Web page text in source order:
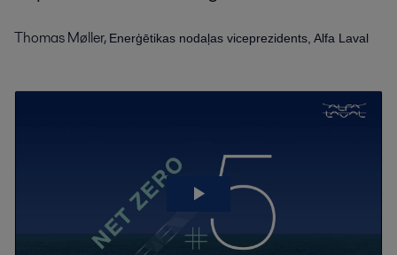
Thomas Møller, Enerģētikas nodaļas viceprezidents, Alfa Laval